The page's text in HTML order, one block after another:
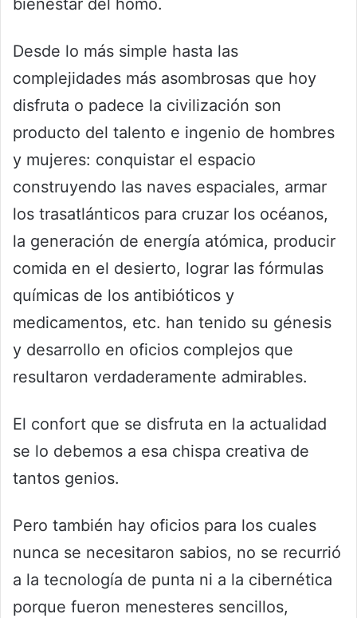
bienestar del homo.
Desde lo más simple hasta las
complejidades más asombrosas que hoy
disfruta o padece la civilización son
producto del talento e ingenio de hombres
y mujeres: conquistar el espacio
construyendo las naves espaciales, armar
los trasatlánticos para cruzar los océanos,
la generación de energía atómica, producir
comida en el desierto, lograr las fórmulas
químicas de los antibióticos y
medicamentos, etc. han tenido su génesis
y desarrollo en oficios complejos que
resultaron verdaderamente admirables.
El confort que se disfruta en la actualidad
se lo debemos a esa chispa creativa de
tantos genios.
Pero también hay oficios para los cuales
nunca se necesitaron sabios, no se recurrió
a la tecnología de punta ni a la cibernética
porque fueron menesteres sencillos,